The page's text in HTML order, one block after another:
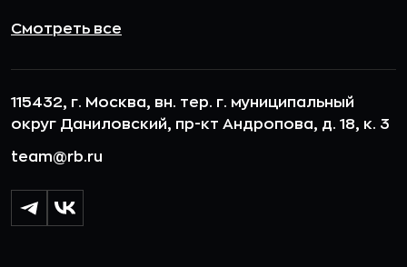
Смотреть все
115432, г. Москва, вн. тер. г. муниципальный
округ Даниловский, пр-кт Андропова, д. 18, к. 3
team@rb.ru